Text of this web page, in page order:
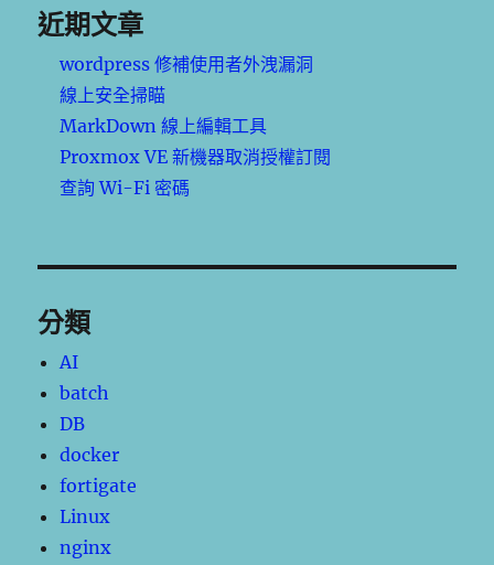
近期文章
wordpress 修補使用者外洩漏洞
線上安全掃瞄
MarkDown 線上編輯工具
Proxmox VE 新機器取消授權訂閱
查詢 Wi-Fi 密碼
分類
AI
batch
DB
docker
fortigate
Linux
nginx